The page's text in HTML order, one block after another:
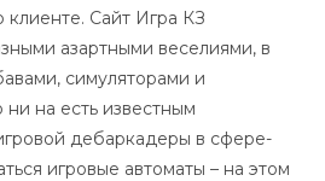
клиенте. Сайт Игра КЗ
азартными веселиями, в
симуляторами и
на есть известным
дебаркадеры в сфере-
игровые автоматы – на этом